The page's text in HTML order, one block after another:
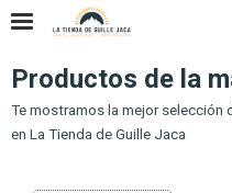
Productos de la
Te mostramos la mejor selección
en La Tienda de Guille Jaca